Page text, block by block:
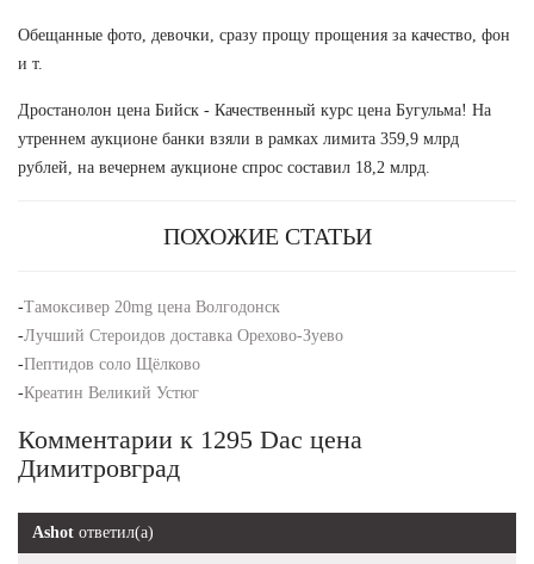
Обещанные фото, девочки, сразу прощу прощения за качество, фон
и т.
Дростанолон цена Бийск - Качественный курс цена Бугульма! На
утреннем аукционе банки взяли в рамках лимита 359,9 млрд
рублей, на вечернем аукционе спрос составил 18,2 млрд.
ПОХОЖИЕ СТАТЬИ
-Тамоксивер 20mg цена Волгодонск
-Лучший Стероидов доставка Орехово-Зуево
-Пептидов соло Щёлково
-Креатин Великий Устюг
Комментарии к 1295 Dac цена
Димитровград
Ashot ответил(а)